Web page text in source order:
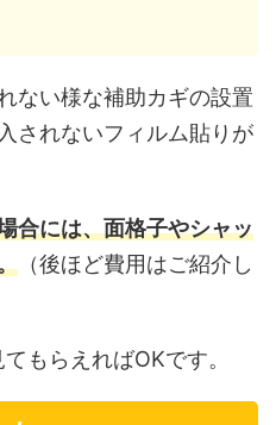
ない様な補助カギの設置
されないフィルム貼りが
合には、面格子やシャッ
（後ほど費用はご紹介し
もらえればOKです。